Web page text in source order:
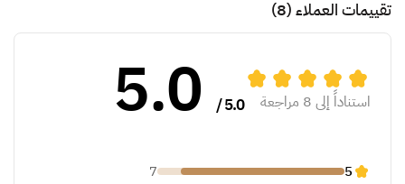
تقييمات العملاء(8)
استناداً إلى 8 مراجعة 5.0 /
5.0
5
7